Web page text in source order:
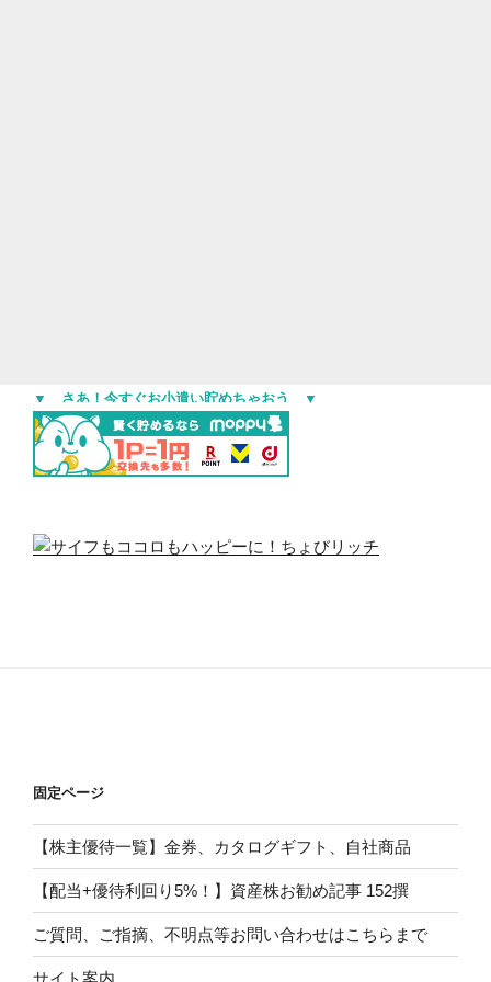
▼ さあ！今すぐお小遣い貯めちゃおう ▼
固定ページ
【株主優待一覧】金券、カタログギフト、自社商品
【配当+優待利回り5%！】資産株お勧め記事 152撰
ご質問、ご指摘、不明点等お問い合わせはこちらまで
サイト案内